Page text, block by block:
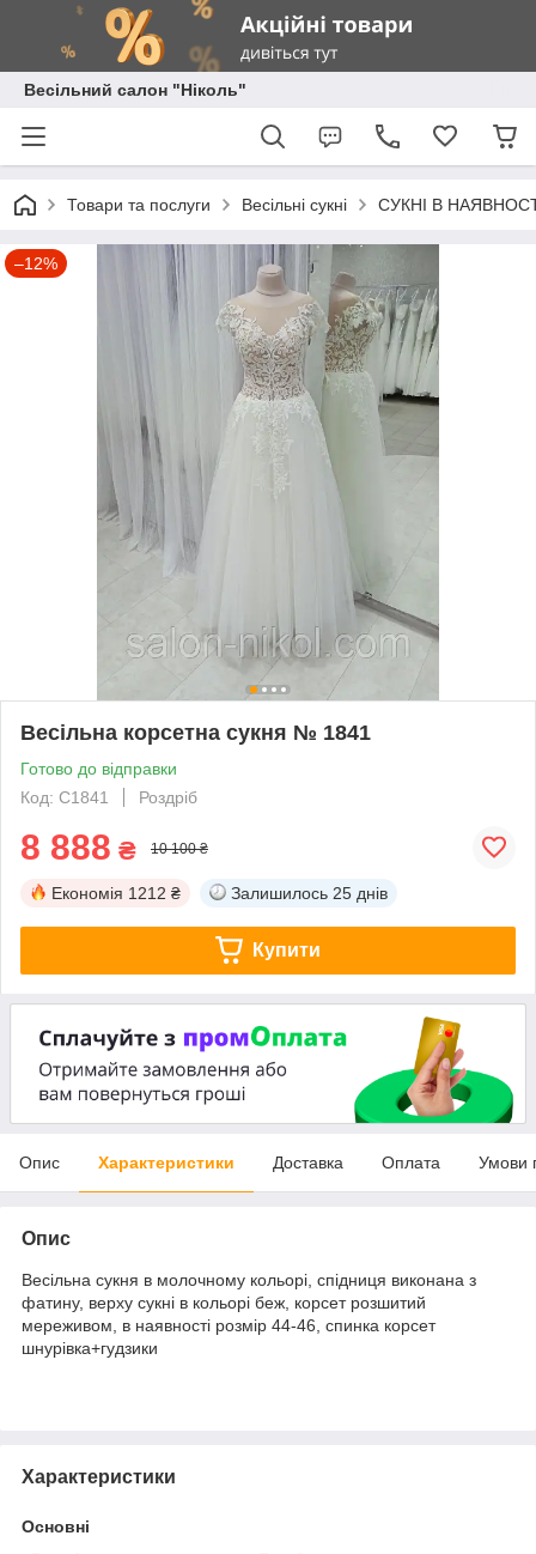
Весільний салон "Ніколь"
Товари та послуги Весільні сукні СУКНІ В
–12%
Весільна корсетна сукня № 1841
Готово до відправки
Код: С1841
Роздріб
8 888 ₴ 10 100 ₴
Економія 1212 ₴ Залишилось 25 днів
Купити
Опис Характеристики Доставка Оплата Умови
Опис
Весільна сукня в молочному кольорі, спідниця виконана з
фатину, верху сукні в кольорі беж, корсет розшитий
мереживом, в наявності розмір 44-46, спинка корсет
шнурівка+гудзики
Характеристики
Основні